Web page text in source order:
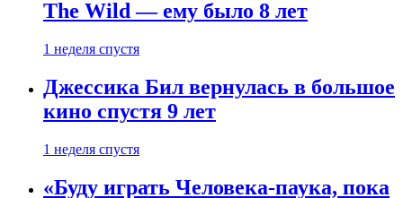
The Wild — ему было 8 лет
1 неделя спустя
Джессика Бил вернулась в большое
кино спустя 9 лет
1 неделя спустя
«Буду играть Человека-паука, пока